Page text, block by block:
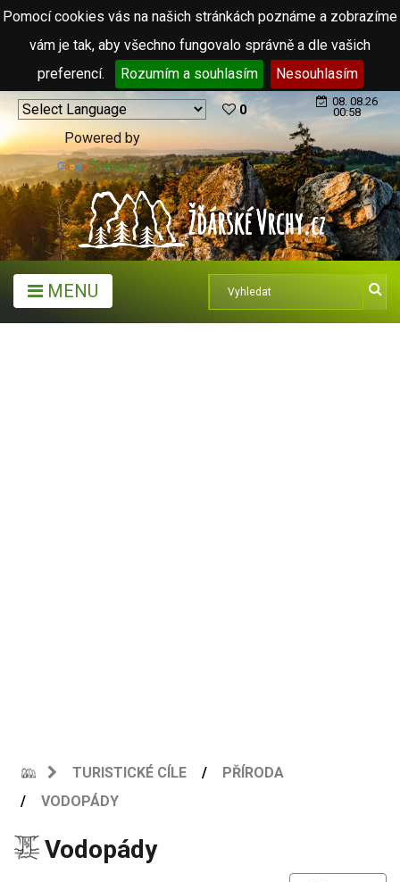
Pomocí cookies vás na našich stránkách poznáme a zobrazíme
vám je tak, aby všechno fungovalo správně a dle vašich
preferencí.
Rozumím a souhlasím Nesouhlasím
Powered by
Translate
0
08. 08.26
00:58
MENU
TURISTICKÉ CÍLE
PŘÍRODA
VODOPÁDY
Vodopády